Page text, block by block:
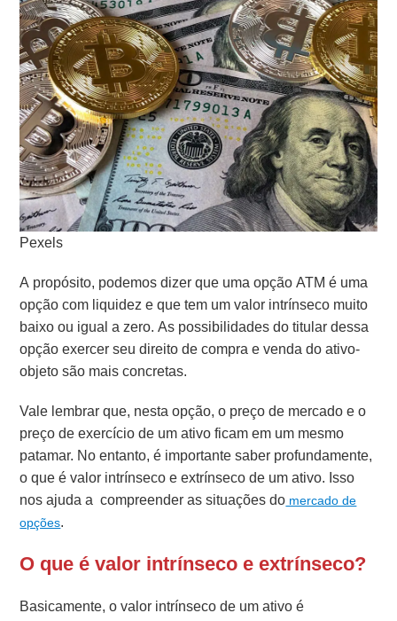
Pexels
A propósito, podemos dizer que uma opção ATM é uma
opção com liquidez e que tem um valor intrínseco muito
baixo ou igual a zero. As possibilidades do titular dessa
opção exercer seu direito de compra e venda do ativo-
objeto são mais concretas.
Vale lembrar que, nesta opção, o preço de mercado e o
preço de exercício de um ativo ficam em um mesmo
patamar. No entanto, é importante saber profundamente,
o que é valor intrínseco e extrínseco de um ativo. Isso
nos ajuda a compreender as situações do mercado de
opções.
O que é valor intrínseco e extrínseco?
Basicamente, o valor intrínseco de um ativo é